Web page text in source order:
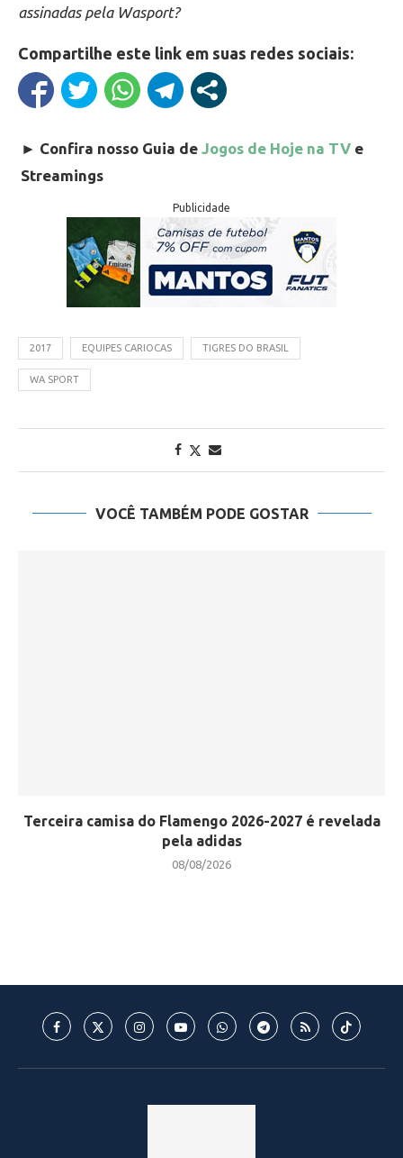
assinadas pela Wasport?
Compartilhe este link em suas redes sociais:
► Confira nosso Guia de Jogos de Hoje na TV e
Streamings
Publicidade
2017 EQUIPES CARIOCAS TIGRES DO BRASIL
WA SPORT
VOCÊ TAMBÉM PODE GOSTAR
Terceira camisa do Flamengo 2026-2027 é revelada
pela adidas
08/08/2026